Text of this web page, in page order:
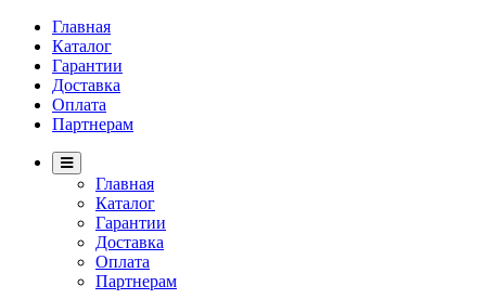
Главная
Каталог
Гарантии
Доставка
Оплата
Партнерам
Главная
Каталог
Гарантии
Доставка
Оплата
Партнерам